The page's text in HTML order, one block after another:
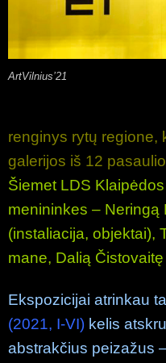
ArtVilnius’21
renginys rytų regione,
galerijos iš 12
Šiemet LDS
menininkes –
(instaliacija, objektai),
mane, Dalią
Ekspozicijai atrinkau
(2021, I-VI) kelis
abstrakčius peizažus